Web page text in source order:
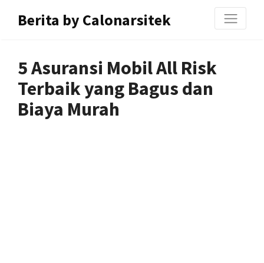
Berita by Calonarsitek
5 Asuransi Mobil All Risk
Terbaik yang Bagus dan
Biaya Murah